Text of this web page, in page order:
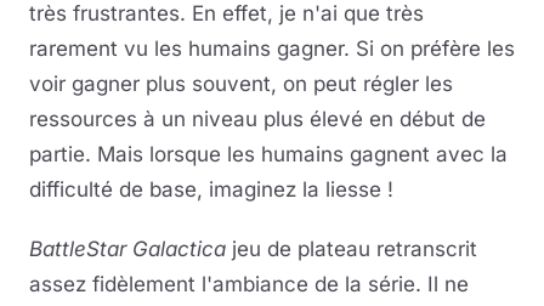
très frustrantes. En effet, je n'ai que très
rarement vu les humains gagner. Si on préfère les
voir gagner plus souvent, on peut régler les
ressources à un niveau plus élevé en début de
partie. Mais lorsque les humains gagnent avec la
difficulté de base, imaginez la liesse !
BattleStar Galactica jeu de plateau retranscrit
assez fidèlement l'ambiance de la série. Il ne